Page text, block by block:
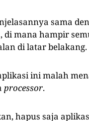
sama
di mana hampir
di latar belakang.
ini malah
processor.
hapus saja